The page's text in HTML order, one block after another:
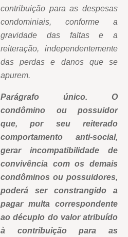
contribuição para as despesas
condominiais, conforme a
gravidade das faltas e a
reiteração, independentemente
das perdas e danos que se
apurem.
Parágrafo único. O
condômino ou possuidor
que, por seu reiterado
comportamento anti-social,
gerar incompatibilidade de
convivência com os demais
condôminos ou possuidores,
poderá ser constrangido a
pagar multa correspondente
ao décuplo do valor atribuído
à contribuição para as